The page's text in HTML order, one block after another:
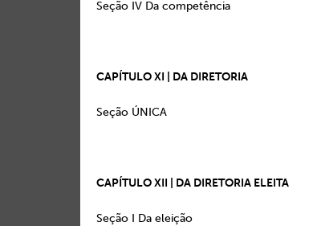
Seção IV Da
CAPÍTULO XI | DA DIRETORIA
Seção
CAPÍTULO XII | DA DIRETORIA ELEITA
Seção I Da